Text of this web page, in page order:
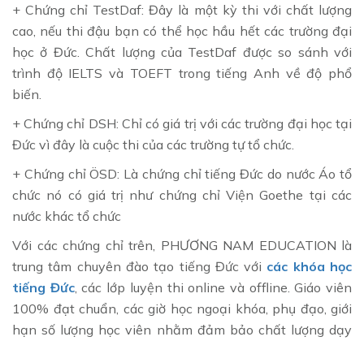
+ Chứng chỉ TestDaf: Đây là một kỳ thi với chất lượng
cao, nếu thi đậu bạn có thể học hầu hết các trường đại
học ở Đức. Chất lượng của TestDaf được so sánh với
trình độ IELTS và TOEFT trong tiếng Anh về độ phổ
biến.
+ Chứng chỉ DSH: Chỉ có giá trị với các trường đại học tại
Đức vì đây là cuộc thi của các trường tự tổ chức.
+ Chứng chỉ ÖSD: Là chứng chỉ tiếng Đức do nước Áo tổ
chức nó có giá trị như chứng chỉ Viện Goethe tại các
nước khác tổ chức
Với các chứng chỉ trên, PHƯƠNG NAM EDUCATION là
trung tâm chuyên đào tạo tiếng Đức với các khóa học
tiếng Đức, các lớp luyện thi online và offline. Giáo viên
100% đạt chuẩn, các giờ học ngoại khóa, phụ đạo, giới
hạn số lượng học viên nhằm đảm bảo chất lượng dạy